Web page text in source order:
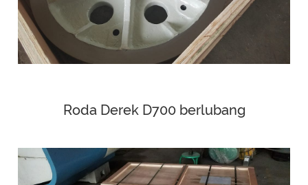
Roda Derek D700 berlubang